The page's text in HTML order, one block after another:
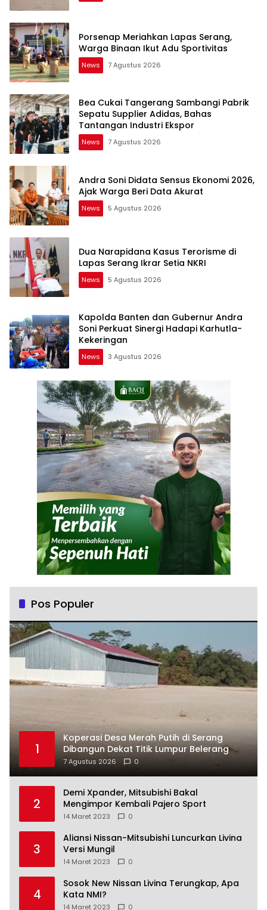
Porsenap Meriahkan Lapas Serang,
Warga Binaan Ikut Adu Sportivitas
News 7 Agustus 2026
Bea Cukai Tangerang Sambangi Pabrik
Sepatu Supplier Adidas, Bahas
Tantangan Industri Ekspor
News 7 Agustus 2026
Andra Soni Didata Sensus Ekonomi 2026,
Ajak Warga Beri Data Akurat
News 5 Agustus 2026
Dua Narapidana Kasus Terorisme di
Lapas Serang Ikrar Setia NKRI
News 5 Agustus 2026
Kapolda Banten dan Gubernur Andra
Soni Perkuat Sinergi Hadapi Karhutla-
Kekeringan
News 3 Agustus 2026
Pos Populer
1
Koperasi Desa Merah Putih di Serang
Dibangun Dekat Titik Lumpur Belerang
7 Agustus 2026 0
2
Demi Xpander, Mitsubishi Bakal
Mengimpor Kembali Pajero Sport
14 Maret 2023 0
3
Aliansi Nissan-Mitsubishi Luncurkan Livina
Versi Mungil
14 Maret 2023 0
4
Sosok New Nissan Livina Terungkap, Apa
Kata NMI?
14 Maret 2023 0